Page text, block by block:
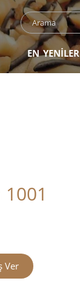
EN YENİLER
Ver